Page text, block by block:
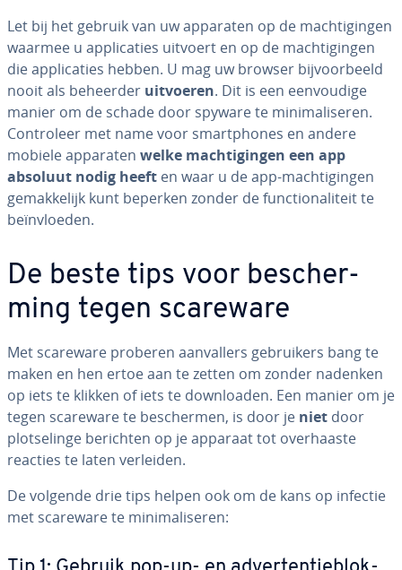
Let bij het gebruik van uw apparaten op de mach­ti­gin­gen
waarmee u ap­pli­ca­ties uitvoert en op de mach­ti­gin­gen
die ap­pli­ca­ties hebben. U mag uw browser bij­voor­beeld
nooit als beheerder uitvoeren. Dit is een een­vou­di­ge
manier om de schade door spyware te mi­ni­ma­li­se­ren.
Con­tro­leer met name voor smartpho­nes en andere
mobiele apparaten welke mach­ti­gin­gen een app
absoluut nodig heeft en waar u de app-mach­ti­gin­gen
ge­mak­ke­lijk kunt beperken zonder de func­ti­o­na­li­teit te
be­ïn­vloe­den.
De beste tips voor be­scher­
ming tegen scareware
Met scareware proberen aan­val­lers ge­brui­kers bang te
maken en hen ertoe aan te zetten om zonder nadenken
op iets te klikken of iets te down­lo­a­den. Een manier om je
tegen scareware te be­scher­men, is door je niet door
plot­se­lin­ge berichten op je apparaat tot over­haas­te
reacties te laten verleiden.
De volgende drie tips helpen ook om de kans op infectie
met scareware te mi­ni­ma­li­se­ren: